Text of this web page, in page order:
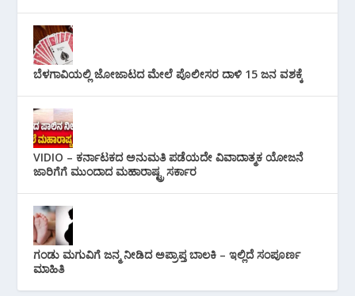
ಬೆಳಗಾವಿಯಲ್ಲಿ ಜೋಜಾಟದ ಮೇಲೆ ಪೊಲೀಸರ ದಾಳಿ 15 ಜನ ವಶಕ್ಕೆ
VIDIO – ಕರ್ನಾಟಕದ ಅನುಮತಿ ಪಡೆಯದೇ ವಿವಾದಾತ್ಮಕ ಯೋಜನೆ
ಜಾರಿಗೆಗೆ ಮುಂದಾದ ಮಹಾರಾಷ್ಟ್ರ ಸರ್ಕಾರ
ಗಂಡು ಮಗುವಿಗೆ ಜನ್ಮ ನೀಡಿದ ಅಪ್ರಾಪ್ತ ಬಾಲಕಿ – ಇಲ್ಲಿದೆ ಸಂಪೂರ್ಣ
ಮಾಹಿತಿ